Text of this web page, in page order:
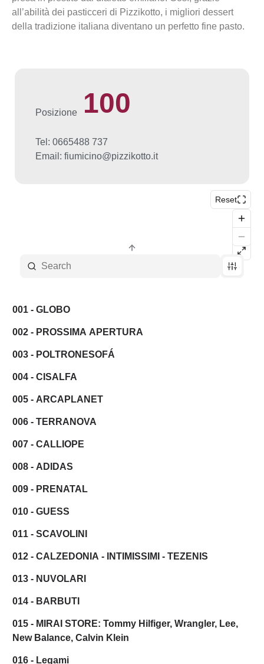
all’abilità dei pasticceri di Pizzikotto, i migliori dessert
della tradizione italiana diventano un perfetto fine pasto.
Posizione 100
Tel: 0665488 737
Email: fiumicino@pizzikotto.it